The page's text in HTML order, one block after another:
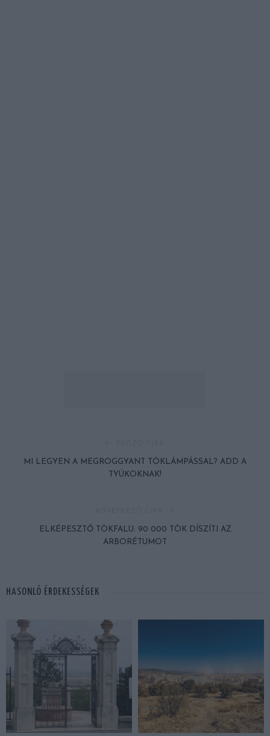
MI LEGYEN A MEGROGGYANT TÖKLÁMPÁSSAL? ADD A
TYÚKOKNAK!
ELKÉPESZTŐ TÖKFALU: 90 000 TÖK DÍSZÍTI AZ
ARBORÉTUMOT
HASONLÓ ÉRDEKESSÉGEK